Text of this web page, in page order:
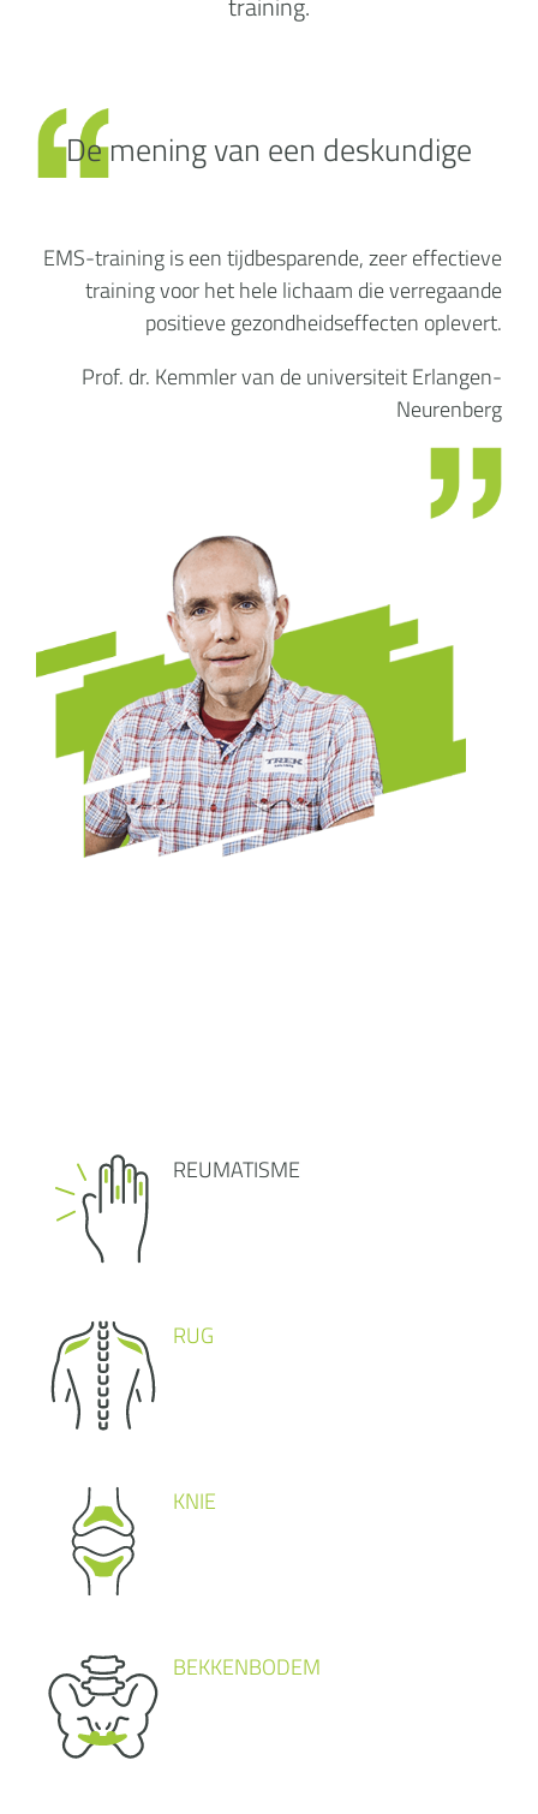
EMS-training is een tijdbesparende, zeer effectieve
training voor het hele lichaam die verregaande
positieve gezondheidseffecten oplevert.
Prof. dr. Kemmler van de universiteit Erlangen-
Neurenberg
De mening van een deskundige
REUMATISME
RUG
KNIE
BEKKENBODEM